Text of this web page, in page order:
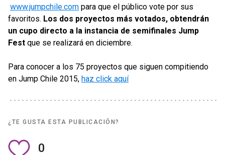
www.jumpchile.com para que el público vote por sus
favoritos. Los dos proyectos más votados, obtendrán
un cupo directo a la instancia de semifinales Jump
Fest que se realizará en diciembre.
Para conocer a los 75 proyectos que siguen compitiendo
en Jump Chile 2015, haz click aquí
¿TE GUSTA ESTA PUBLICACIÓN?
0